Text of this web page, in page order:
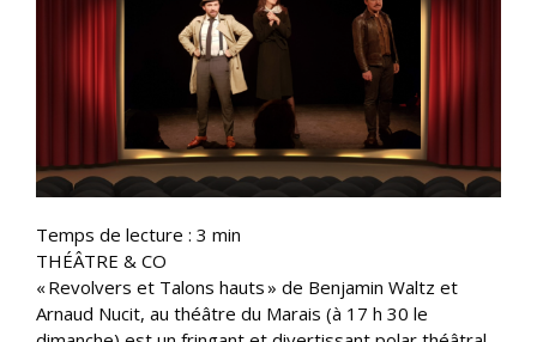
Temps de lecture : 3 min
THÉÂTRE & CO
« Revolvers et Talons hauts » de Benjamin Waltz et
Arnaud Nucit, au théâtre du Marais (à 17 h 30 le